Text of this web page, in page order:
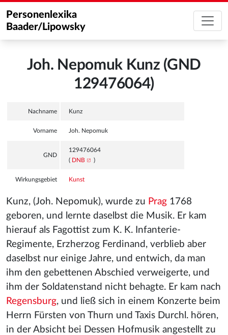
Personenlexika
Baader/Lipowsky
Joh. Nepomuk Kunz (GND
129476064)
Nachname Kunz
Vorname Joh. Nepomuk
GND
129476064
( DNB )
Wirkungsgebiet Kunst
Kunz, (Joh. Nepomuk), wurde zu Prag 1768
geboren, und lernte daselbst die Musik. Er kam
hierauf als Fagottist zum K. K. Infanterie-
Regimente, Erzherzog Ferdinand, verblieb aber
daselbst nur einige Jahre, und entwich, da man
ihm den gebettenen Abschied verweigerte, und
ihm der Soldatenstand nicht behagte. Er kam nach
Regensburg, und ließ sich in einem Konzerte beim
Herrn Fürsten von Thurn und Taxis Durchl. hören,
in der Absicht bei Dessen Hofmusik angestellt zu